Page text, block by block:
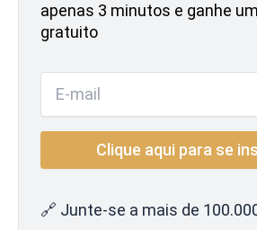
apenas 3 minutos e ganhe
gratuito
🔗 Junte-se a mais de